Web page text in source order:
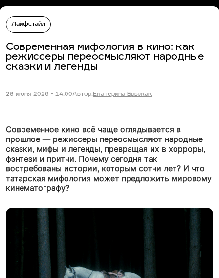
Лайфстайл
Современная мифология в кино: как
режиссеры переосмысляют народные
сказки и легенды
28 июня 2026 - 14:00Автор:Екатерина Брыжак
Современное кино всё чаще оглядывается в
прошлое — режиссеры переосмысляют народные
сказки, мифы и легенды, превращая их в хорроры,
фэнтези и притчи. Почему сегодня так
востребованы истории, которым сотни лет? И что
татарская мифология может предложить мировому
кинематографу?